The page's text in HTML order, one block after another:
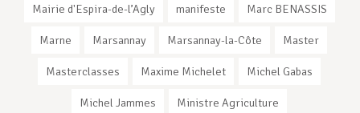
Mairie d'Espira-de-l’Agly manifeste Marc BENASSIS
Marne Marsannay Marsannay-la-Côte Master
Masterclasses Maxime Michelet Michel Gabas
Michel Jammes Ministre Agriculture